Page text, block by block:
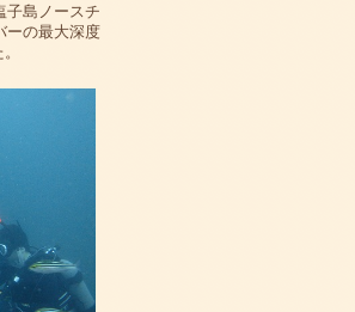
子島ノースチ
ーの最大深度